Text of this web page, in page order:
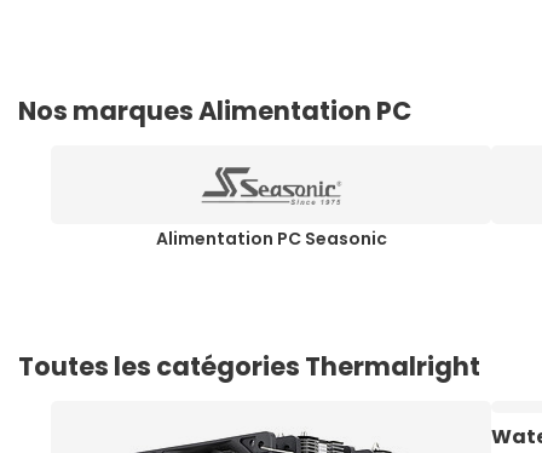
Nos marques Alimentation PC
Alimentation PC Seasonic
Toutes les catégories Thermalright